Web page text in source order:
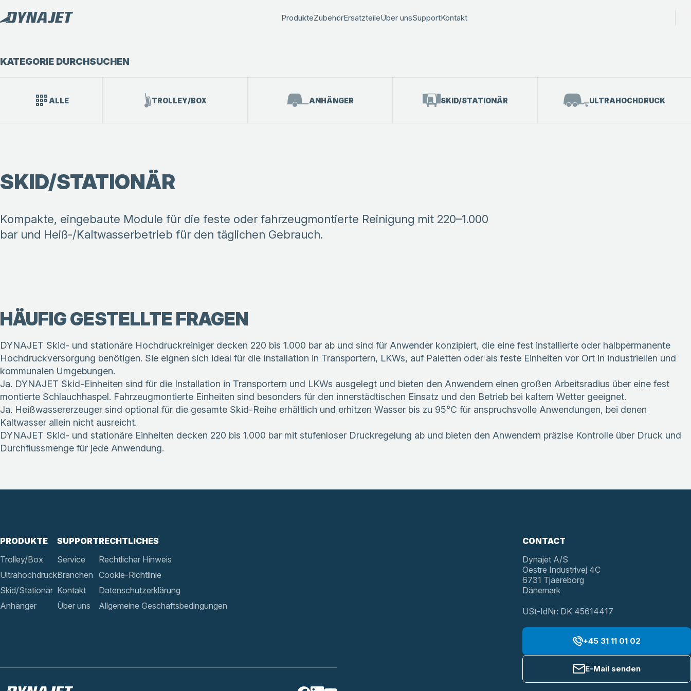
ProdukteZubehörErsatzteileÜber unsSupportKontakt
KATEGORIE DURCHSUCHEN
ALLE TROLLEY/BOX ANHÄNGER SKID/STATIONÄR ULTRAHOCHDRUCK
SKID/STATIONÄR
Kompakte, eingebaute Module für die feste oder fahrzeugmontierte Reinigung mit 220–1.000
bar und Heiß-/Kaltwasserbetrieb für den täglichen Gebrauch.
HÄUFIG GESTELLTE FRAGEN
DYNAJET Skid- und stationäre Hochdruckreiniger decken 220 bis 1.000 bar ab und sind für Anwender konzipiert, die eine fest installierte oder halbpermanente
Hochdruckversorgung benötigen. Sie eignen sich ideal für die Installation in Transportern, LKWs, auf Paletten oder als feste Einheiten vor Ort in industriellen und
kommunalen Umgebungen.
Ja. DYNAJET Skid-Einheiten sind für die Installation in Transportern und LKWs ausgelegt und bieten den Anwendern einen großen Arbeitsradius über eine fest
montierte Schlauchhaspel. Fahrzeugmontierte Einheiten sind besonders für den innerstädtischen Einsatz und den Betrieb bei kaltem Wetter geeignet.
Ja. Heißwassererzeuger sind optional für die gesamte Skid-Reihe erhältlich und erhitzen Wasser bis zu 95°C für anspruchsvolle Anwendungen, bei denen
Kaltwasser allein nicht ausreicht.
DYNAJET Skid- und stationäre Einheiten decken 220 bis 1.000 bar mit stufenloser Druckregelung ab und bieten den Anwendern präzise Kontrolle über Druck und
Durchflussmenge für jede Anwendung.
PRODUKTE
Trolley/Box
Ultrahochdruck
Skid/Stationär
Anhänger
SUPPORT
Service
Branchen
Kontakt
Über uns
RECHTLICHES
Rechtlicher Hinweis
Cookie-Richtlinie
Datenschutzerklärung
Allgemeine Geschäftsbedingungen
CONTACT
Dynajet A/S
Oestre Industrivej 4C
6731 Tjaereborg
Dänemark
USt-IdNr: DK 45614417
+45 31 11 01 02
E-Mail senden